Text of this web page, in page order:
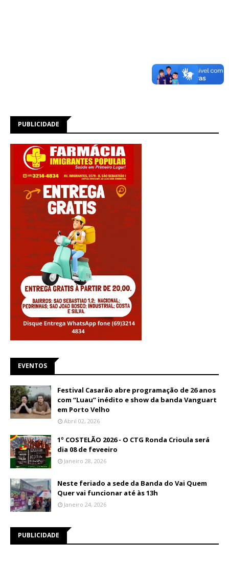
PUBLICIDADE
EVENTOS
Festival Casarão abre programação de 26 anos
com “Luau” inédito e show da banda Vanguart
em Porto Velho
Abril 02, 2026
1º COSTELÃO 2026 - O CTG Ronda Crioula será
dia 08 de feveeiro
Janeiro 28, 2026
Neste feriado a sede da Banda do Vai Quem
Quer vai funcionar até às 13h
Janeiro 24, 2026
PUBLICIDADE